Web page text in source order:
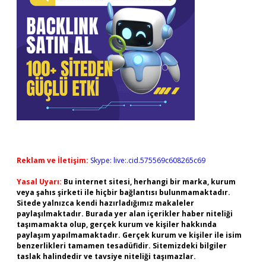
Reklam ve İletişim: Skype: live:.cid.575569c608265c69
Yasal Uyarı: Bu internet sitesi, herhangi bir marka, kurum
veya şahıs şirketi ile hiçbir bağlantısı bulunmamaktadır.
Sitede yalnızca kendi hazırladığımız makaleler
paylaşılmaktadır. Burada yer alan içerikler haber niteliği
taşımamakta olup, gerçek kurum ve kişiler hakkında
paylaşım yapılmamaktadır. Gerçek kurum ve kişiler ile isim
benzerlikleri tamamen tesadüfidir. Sitemizdeki bilgiler
taslak halindedir ve tavsiye niteliği taşımazlar.